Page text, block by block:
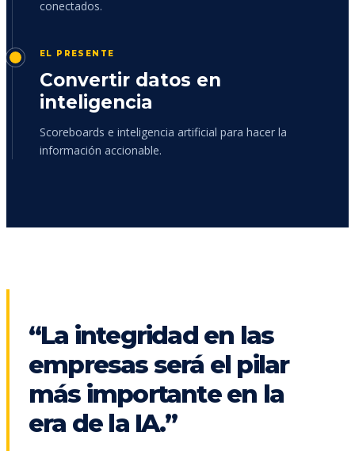
conectados.
EL PRESENTE
Convertir datos en
inteligencia
Scoreboards e inteligencia artificial para hacer la
información accionable.
“La integridad en las
empresas será el pilar
más importante en la
era de la IA.”